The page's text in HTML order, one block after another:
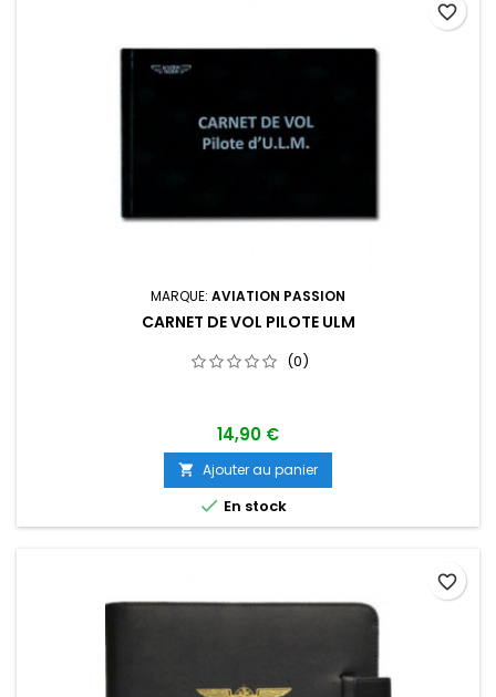
MARQUE: AVIATION PASSION
CARNET DE VOL PILOTE ULM
(0)
14,90 €
 Ajouter au panier
 En stock
favorite_border
favorite_border